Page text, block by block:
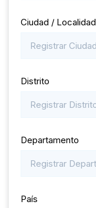
Ciudad / Localidad
Distrito
Departamento
País